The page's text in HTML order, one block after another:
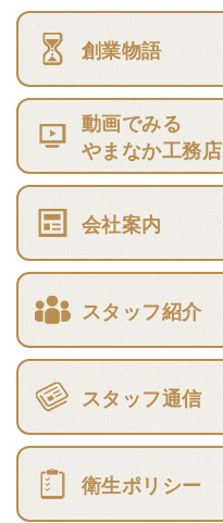
創業物語
動画でみる
やまなか工務店
会社案内
スタッフ紹介
スタッフ通信
衛生ポリシー